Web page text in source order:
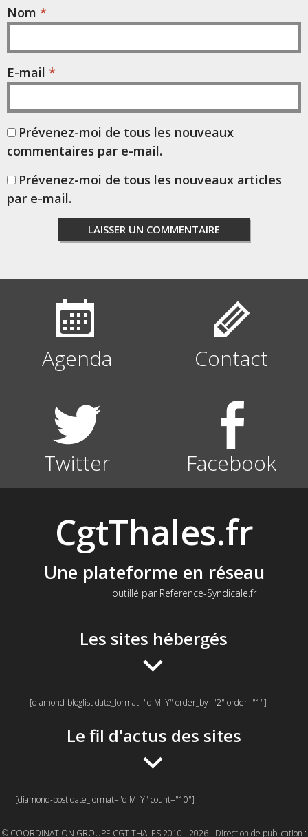
Nom *
E-mail *
Prévenez-moi de tous les nouveaux
commentaires par e-mail.
Prévenez-moi de tous les nouveaux articles
par e-mail.
Agenda Contact
Twitter Facebook
CgtThales.fr
Une plateforme en réseau
outillé par Reference-Syndicale.fr
Les sites hébergés
[diamond-bloglist date_format="d M. Y" order_by="2" order="1"]
Le fil d'actus des sites
[diamond-post date_format="d M. Y" count="10"]
© COORDINATION GROUPE CGT THALES 2010 - 2026 - Direction de publication :